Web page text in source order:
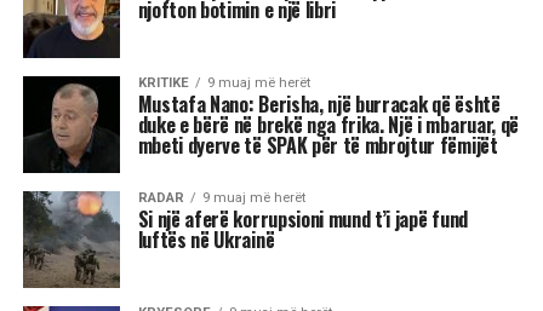
ndërmjetësimit agresiv të
Barack Obamës, duke
shfrytëzuar shqetësimet e
votuesve në lidhje me
ekonominë përpara
zgjedhjeve të mesit të
mandatit…